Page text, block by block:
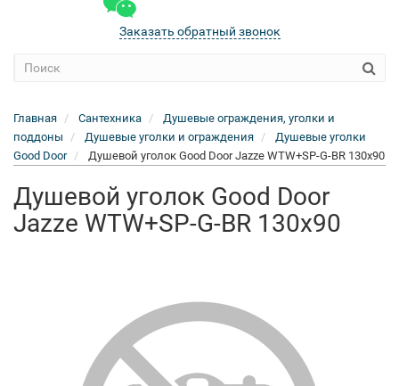
Заказать обратный звонок
Главная Сантехника
Душевые ограждения, уголки и
поддоны
Душевые уголки и ограждения
Душевые уголки
Good Door
Душевой уголок Good Door Jazze WTW+SP-G-BR 130x90
Душевой уголок Good Door
Jazze WTW+SP-G-BR 130x90